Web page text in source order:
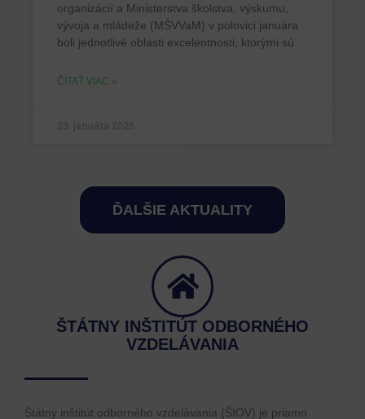
organizácií a Ministerstva školstva, výskumu,
vývoja a mládeže (MŠVVaM) v polovici januára
boli jednotlivé oblasti excelentnosti, ktorými sú
ČÍTAŤ VIAC »
23. januára 2026
ĎALŠIE AKTUALITY
ŠTÁTNY INŠTITÚT ODBORNÉHO
VZDELÁVANIA
Štátny inštitút odborného vzdelávania (ŠIOV) je priamo